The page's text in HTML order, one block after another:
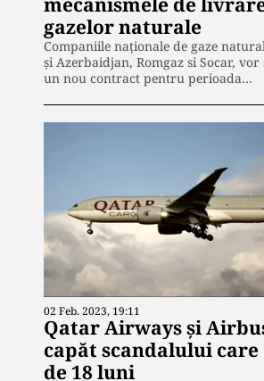
gazelor naturale
Companiile naţionale de gaze
şi Azerbaidjan, Romgaz si Socar,
un nou contract pentru perioada…
02 Feb. 2023, 19:11
Qatar Airways și
capăt scandalului care
de 18 luni